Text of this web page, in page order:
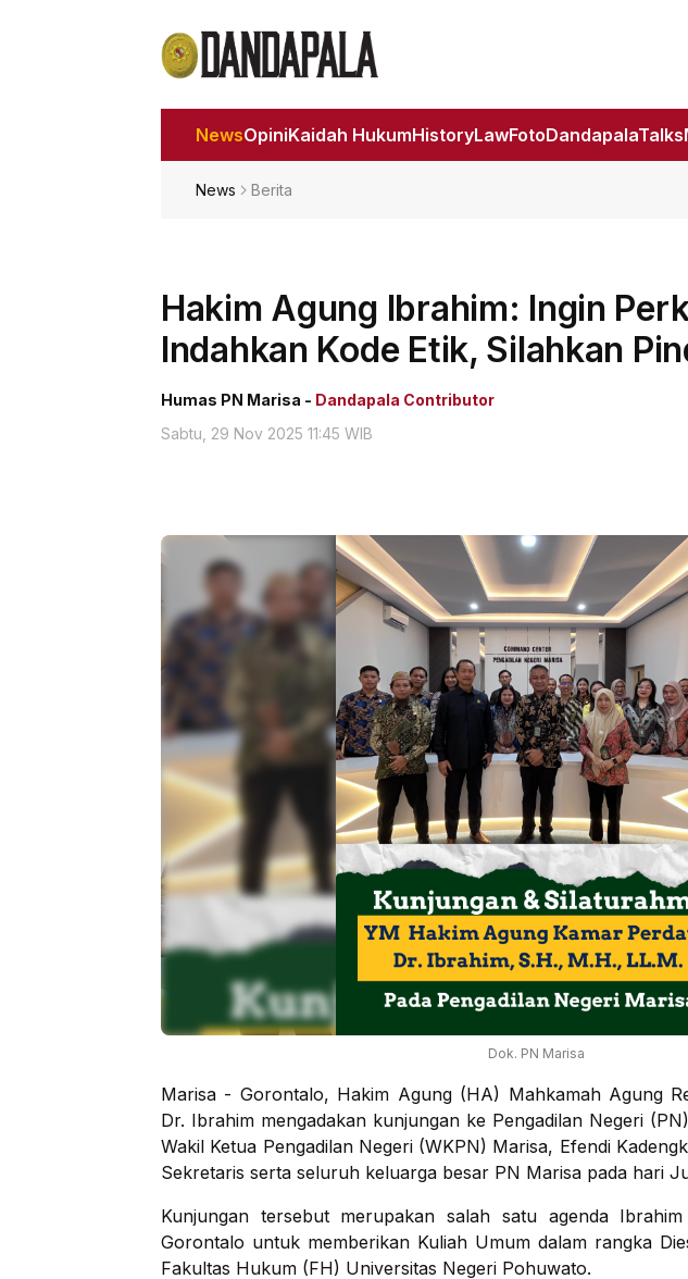
NewsOpiniKaidah HukumHistoryLawFotoDandapalaTalks
News Berita
Hakim Agung Ibrahim: Ingin
Indahkan Kode Etik, Silahkan
Humas PN Marisa - Dandapala Contributor
Sabtu, 29 Nov 2025 11:45 WIB
Dok. PN Marisa
Marisa - Gorontalo, Hakim Agung (HA) Mahkamah Agung
Dr. Ibrahim mengadakan kunjungan ke Pengadilan Negeri
Wakil Ketua Pengadilan Negeri (WKPN) Marisa, Efendi
Sekretaris serta seluruh keluarga besar PN Marisa pada hari
Kunjungan tersebut merupakan salah satu agenda
Gorontalo untuk memberikan Kuliah Umum dalam rangka
Fakultas Hukum (FH) Universitas Negeri Pohuwato.